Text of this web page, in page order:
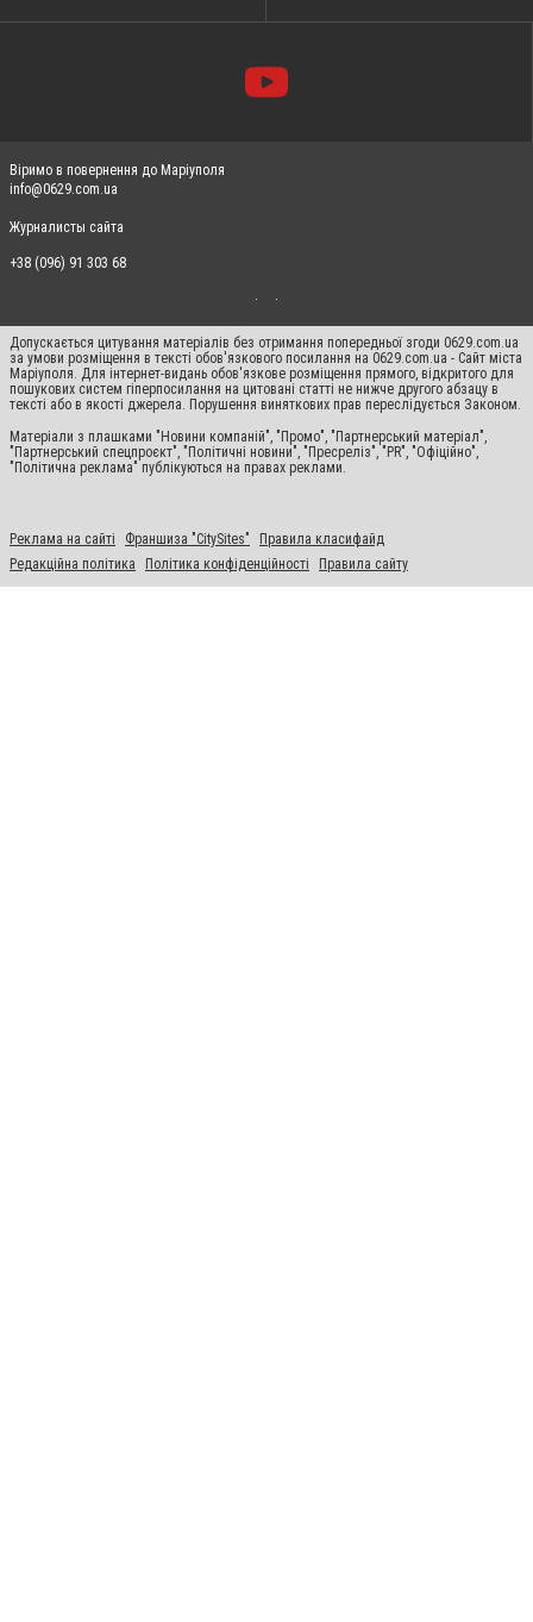
Віримо в повернення до Маріуполя
info@0629.com.ua
Журналисты сайта
+38 (096) 91 303 68
Допускається цитування матеріалів без отримання попередньої згоди 0629.com.ua
за умови розміщення в тексті обов'язкового посилання на 0629.com.ua - Сайт міста
Маріуполя. Для інтернет-видань обов'язкове розміщення прямого, відкритого для
пошукових систем гіперпосилання на цитовані статті не нижче другого абзацу в
тексті або в якості джерела. Порушення виняткових прав переслідується Законом.
Матеріали з плашками "Новини компаній", "Промо", "Партнерський матеріал",
"Партнерський спецпроєкт", "Політичні новини", "Пресреліз", "PR", "Офіційно",
"Політична реклама" публікуються на правах реклами.
Реклама на сайті Франшиза "CitySites"
Правила класифайд
Редакційна політика
Політика конфіденційності Правила сайту